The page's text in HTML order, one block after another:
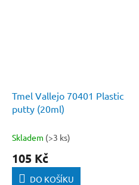
Tmel Vallejo 70401 Plastic
putty (20ml)
Skladem (>3 ks)
105 Kč
DO KOŠÍKU